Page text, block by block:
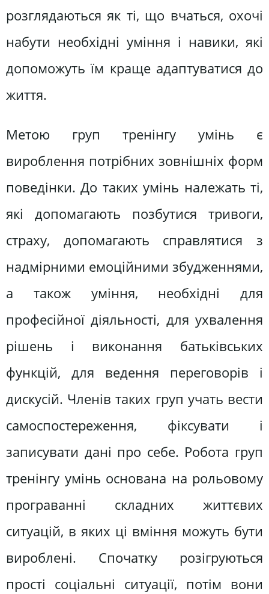
розглядаються як ті, що вчаться, охочі
набути необхідні уміння і навики, які
допоможуть їм краще адаптуватися до
життя.
Метою груп тренінгу умінь є
вироблення потрібних зовнішніх форм
поведінки. До таких умінь належать ті,
які допомагають позбутися тривоги,
страху, допомагають справлятися з
надмірними емоційними збудженнями,
а також уміння, необхідні для
професійної діяльності, для ухвалення
рішень і виконання батьківських
функцій, для ведення переговорів і
дискусій. Членів таких груп учать вести
самоспостереження, фіксувати і
записувати дані про себе. Робота груп
тренінгу умінь основана на рольовому
програванні складних життєвих
ситуацій, в яких ці вміння можуть бути
вироблені. Спочатку розігруються
прості соціальні ситуації, потім вони